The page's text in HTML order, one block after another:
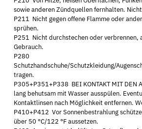
sowie anderen Zündquellen fernhalten.
P211 Nicht gegen offene Flamme oder
sprühen.
P251 Nicht durchstechen oder verbrennen,
Gebrauch.
P280
Schutzhandschuhe/Schutzkleidung/
tragen.
P305+P351+P338 BEI KONTAKT MIT DEN
lang behutsam mit Wasser ausspülen.
Kontaktlinsen nach Möglichkeit entfernen.
P410+P412 Vor Sonnenbestrahlung
über 50 °C/122 °F aussetzen.